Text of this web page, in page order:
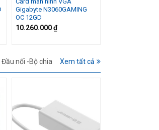
Gigabyte N3060GAMING
OC 12GD
10.260.000₫
Đầu nối -Bộ chia Xem tất cả